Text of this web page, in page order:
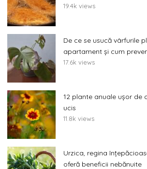
19.4k views
De ce se usucă vârfurile
apartament și cum
17.6k views
12 plante anuale ușor de
ucis
11.8k views
Urzica, regina
oferă beneficii nebănuite